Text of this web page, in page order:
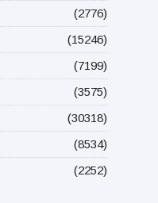
(2776)
(15246)
(7199)
(3575)
(30318)
(8534)
(2252)